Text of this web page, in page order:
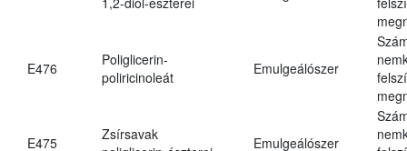
E476
Poliglicerin-
poliricinoleát
Emulgeálószer
E475
Zsírsavak
Emulgeálószer